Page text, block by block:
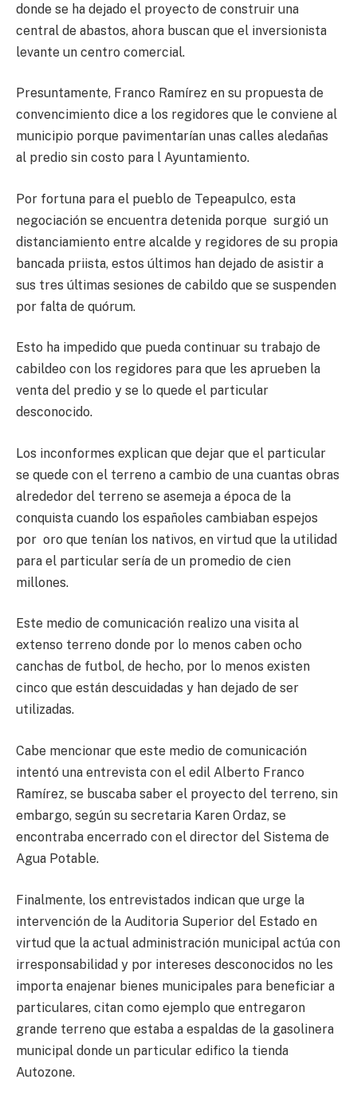
donde se ha dejado el proyecto de construir una
central de abastos, ahora buscan que el inversionista
levante un centro comercial.
Presuntamente, Franco Ramírez en su propuesta de
convencimiento dice a los regidores que le conviene al
municipio porque pavimentarían unas calles aledañas
al predio sin costo para l Ayuntamiento.
Por fortuna para el pueblo de Tepeapulco, esta
negociación se encuentra detenida porque surgió un
distanciamiento entre alcalde y regidores de su propia
bancada priista, estos últimos han dejado de asistir a
sus tres últimas sesiones de cabildo que se suspenden
por falta de quórum.
Esto ha impedido que pueda continuar su trabajo de
cabildeo con los regidores para que les aprueben la
venta del predio y se lo quede el particular
desconocido.
Los inconformes explican que dejar que el particular
se quede con el terreno a cambio de una cuantas obras
alrededor del terreno se asemeja a época de la
conquista cuando los españoles cambiaban espejos
por oro que tenían los nativos, en virtud que la utilidad
para el particular sería de un promedio de cien
millones.
Este medio de comunicación realizo una visita al
extenso terreno donde por lo menos caben ocho
canchas de futbol, de hecho, por lo menos existen
cinco que están descuidadas y han dejado de ser
utilizadas.
Cabe mencionar que este medio de comunicación
intentó una entrevista con el edil Alberto Franco
Ramírez, se buscaba saber el proyecto del terreno, sin
embargo, según su secretaria Karen Ordaz, se
encontraba encerrado con el director del Sistema de
Agua Potable.
Finalmente, los entrevistados indican que urge la
intervención de la Auditoria Superior del Estado en
virtud que la actual administración municipal actúa con
irresponsabilidad y por intereses desconocidos no les
importa enajenar bienes municipales para beneficiar a
particulares, citan como ejemplo que entregaron
grande terreno que estaba a espaldas de la gasolinera
municipal donde un particular edifico la tienda
Autozone.